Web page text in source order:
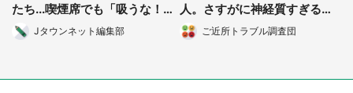
たち...喫煙席でも「吸うな！
許せん！」
Jタウンネット編集部
人。さすがに神経質すぎると
思ったら、やっぱり...」（大
阪府・30代女性）
ご近所トラブル調査団